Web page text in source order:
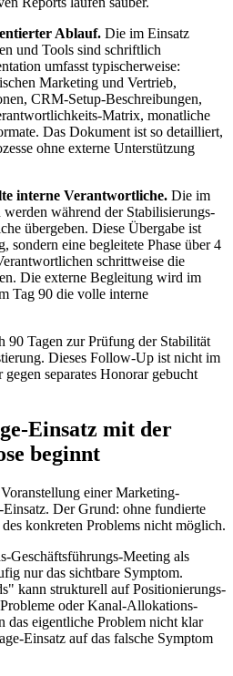
Ablauf. Die im Einsatz
und Tools sind schriftlich
umfasst typischerweise:
Marketing und Vertrieb,
CRM-Setup-Beschreibungen,
Matrix, monatliche
Das Dokument ist so detailliert,
ohne externe Unterstützung
interne Verantwortliche. Die im
während der Stabilisierungs-
übergeben. Diese Übergabe ist
sondern eine begleitete Phase über 4
schrittweise die
Die externe Begleitung wird im
Tag 90 die volle interne
Tagen zur Prüfung der Stabilität
Dieses Follow-Up ist nicht im
separates Honorar gebucht
Einsatz mit der
beginnt
einer Marketing-
Der Grund: ohne fundierte
konkreten Problems nicht möglich.
Geschäftsführungs-Meeting als
nur das sichtbare Symptom.
kann strukturell auf Positionierungs-
oder Kanal-Allokations-
das eigentliche Problem nicht klar
Einsatz auf das falsche Symptom